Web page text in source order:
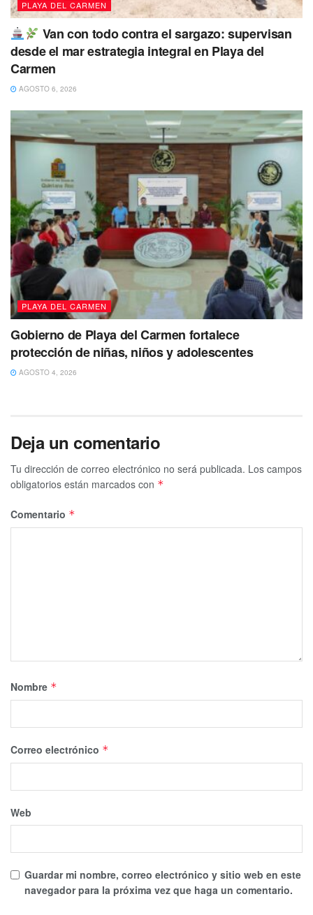
un llamado a la ciudadanía para colaborar en la
prevención, evitando arrojar basura en las calles, una de
las principales causas de obstrucción en los sistemas
pluviales.
Tags: Playa del Carmen
PLAYA DEL CARMEN
Van con todo contra el sargazo: supervisan
desde el mar estrategia integral en Playa del
Carmen
AGOSTO 6, 2026
PLAYA DEL CARMEN
Gobierno de Playa del Carmen fortalece
protección de niñas, niños y adolescentes
AGOSTO 4, 2026
Deja un comentario
Tu dirección de correo electrónico no será publicada. Los campos
obligatorios están marcados con *
Comentario *
Nombre *
Correo electrónico *
Web
Guardar mi nombre, correo electrónico y sitio web en este
navegador para la próxima vez que haga un comentario.